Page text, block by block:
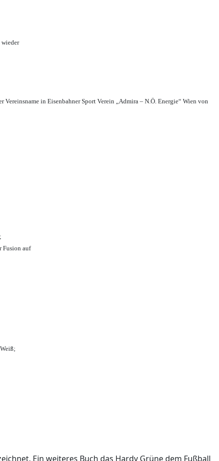
wieder
Vereinsname in Eisenbahner Sport Verein „Admira – N.Ö. Energie“ Wien von
Fusion auf
Ein weiteres Buch das Hardy Grüne dem Fußball